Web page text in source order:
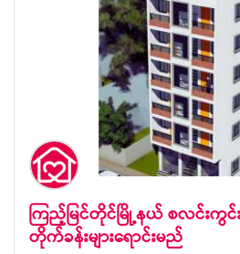
ကြည့်မြင်တိုင်မြို့နယ် စလင်းကွင်
တိုက်ခန်းများရောင်းမည်